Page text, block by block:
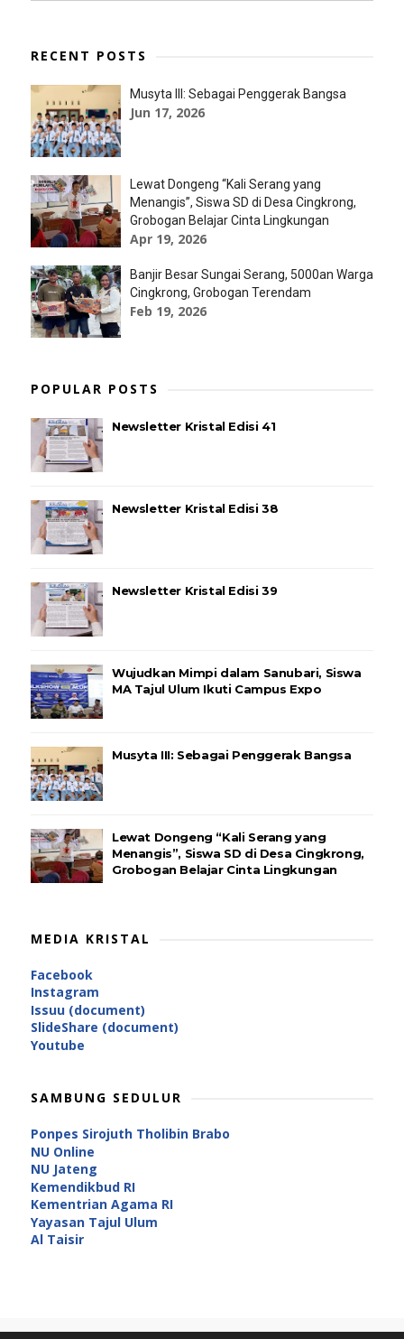
RECENT POSTS
Musyta III: Sebagai Penggerak Bangsa
Jun 17, 2026
Lewat Dongeng “Kali Serang yang
Menangis”, Siswa SD di Desa Cingkrong,
Grobogan Belajar Cinta Lingkungan
Apr 19, 2026
Banjir Besar Sungai Serang, 5000an Warga
Cingkrong, Grobogan Terendam
Feb 19, 2026
POPULAR POSTS
Newsletter Kristal Edisi 41
Newsletter Kristal Edisi 38
Newsletter Kristal Edisi 39
Wujudkan Mimpi dalam Sanubari, Siswa
MA Tajul Ulum Ikuti Campus Expo
Musyta III: Sebagai Penggerak Bangsa
Lewat Dongeng “Kali Serang yang
Menangis”, Siswa SD di Desa Cingkrong,
Grobogan Belajar Cinta Lingkungan
MEDIA KRISTAL
Facebook
Instagram
Issuu (document)
SlideShare (document)
Youtube
SAMBUNG SEDULUR
Ponpes Sirojuth Tholibin Brabo
NU Online
NU Jateng
Kemendikbud RI
Kementrian Agama RI
Yayasan Tajul Ulum
Al Taisir